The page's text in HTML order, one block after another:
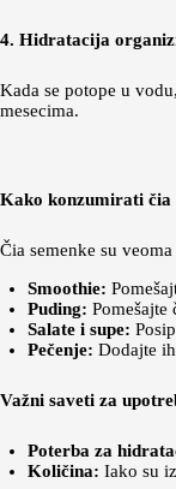
4. Hidratacija
Kada se potope u
mesecima.
Kako konzumirati čia
Čia semenke su
Smoothie:
Puding:
Salate i supe:
Pečenje: Dodajte
Važni saveti za
Poterba za
Količina: Iako su